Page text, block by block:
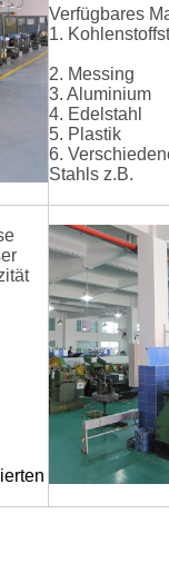
Verfügbares
1.
2. Messing
3. Aluminium
4. Edelstahl
5. Plastik
6.
Stahls z.B.